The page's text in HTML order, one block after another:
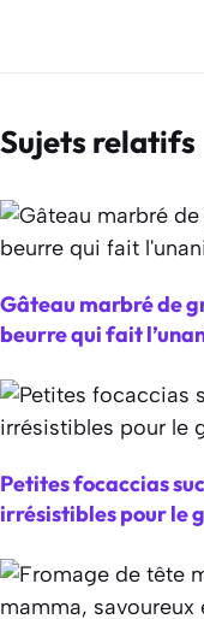
Sujets relatifs
Gâteau marbré de
beurre qui fait
Petites focaccias
irrésistibles pour le